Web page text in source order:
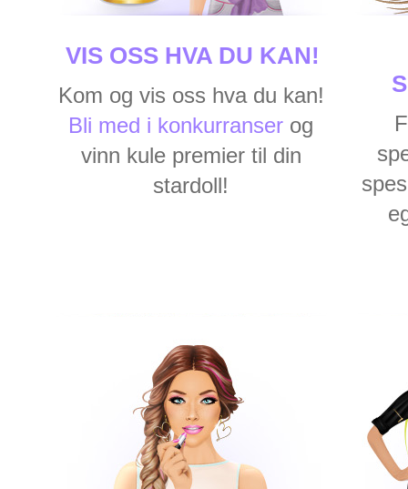
VIS OSS HVA DU KAN!
Kom og vis oss hva du kan!
Bli med i konkurranser og
vinn kule premier til din
stardoll!